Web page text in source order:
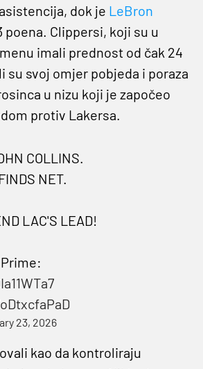
dok je LeBron
poena. Clippersi, koji su u
imali prednost od čak 24
su svoj omjer pobjeda i poraza
u nizu koji je započeo
protiv Lakersa.
COLLINS.
NET.
LAC'S LEAD!
23, 2026
kao da kontroliraju